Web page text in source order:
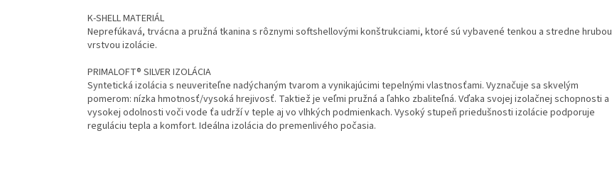
K-SHELL MATERIÁL
Neprefúkavá, trvácna a pružná tkanina s rôznymi softshellovými konštrukciami, ktoré sú vybavené tenkou a stredne hrubou
vrstvou izolácie.
PRIMALOFT® SILVER IZOLÁCIA
Syntetická izolácia s neuveriteľne nadýchaným tvarom a vynikajúcimi tepelnými vlastnosťami. Vyznačuje sa skvelým
pomerom: nízka hmotnosť/vysoká hrejivosť. Taktiež je veľmi pružná a ľahko zbaliteľná. Vďaka svojej izolačnej schopnosti a
vysokej odolnosti voči vode ťa udrží v teple aj vo vlhkých podmienkach. Vysoký stupeň priedušnosti izolácie podporuje
reguláciu tepla a komfort. Ideálna izolácia do premenlivého počasia.